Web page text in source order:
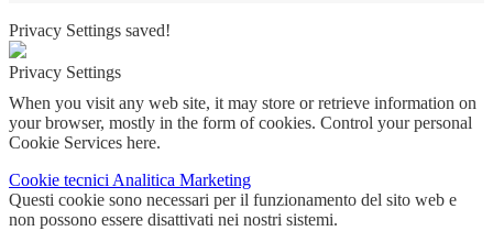
Privacy Settings saved!
Privacy Settings
When you visit any web site, it may store or retrieve information on
your browser, mostly in the form of cookies. Control your personal
Cookie Services here.
Cookie tecnici Analitica Marketing
Questi cookie sono necessari per il funzionamento del sito web e
non possono essere disattivati nei nostri sistemi.